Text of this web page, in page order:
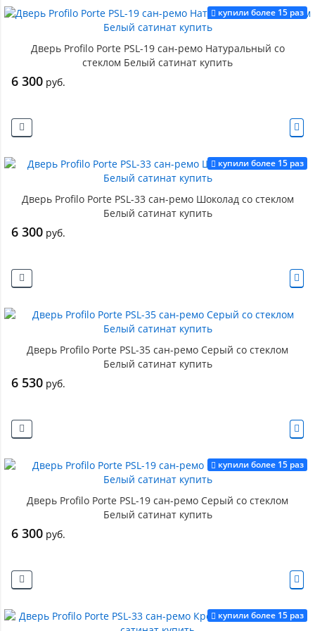
купили более 15 раз
Дверь Profilo Porte PSL-19 сан-ремо Натуральный со
стеклом Белый сатинат купить
6 300 руб.
купили более 15 раз
Дверь Profilo Porte PSL-33 сан-ремо Шоколад со стеклом
Белый сатинат купить
6 300 руб.
Дверь Profilo Porte PSL-35 сан-ремо Серый со стеклом
Белый сатинат купить
6 530 руб.
купили более 15 раз
Дверь Profilo Porte PSL-19 сан-ремо Серый со стеклом
Белый сатинат купить
6 300 руб.
купили более 15 раз